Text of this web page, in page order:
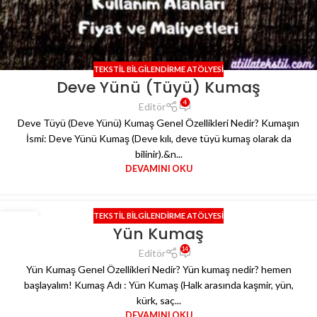
TEKSTIL BILGILENDIRME ATÖLYESI
Deve Yünü (Tüyü) Kumaş
Editör 4
Deve Tüyü (Deve Yünü) Kumaş Genel Özellikleri Nedir? Kumaşın
İsmi: Deve Yünü Kumaş (Deve kılı, deve tüyü kumaş olarak da
bilinir).&n...
DEVAMINI OKU
TEKSTIL BILGILENDIRME ATÖLYESI
Yün Kumaş
Editör 14
Yün Kumaş Genel Özellikleri Nedir? Yün kumaş nedir? hemen
başlayalım! Kumaş Adı : Yün Kumaş (Halk arasında kaşmir, yün,
kürk, saç...